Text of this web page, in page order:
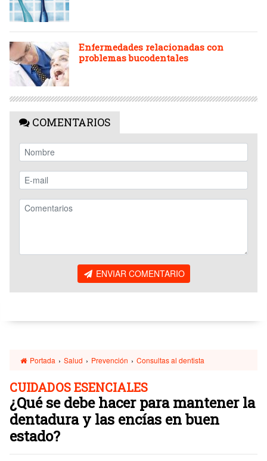
Enfermedades relacionadas con
problemas bucodentales
COMENTARIOS
ENVIAR COMENTARIO
Portada › Salud › Prevención › Consultas al dentista
CUIDADOS ESENCIALES
¿Qué se debe hacer para mantener la
dentadura y las encías en buen
estado?